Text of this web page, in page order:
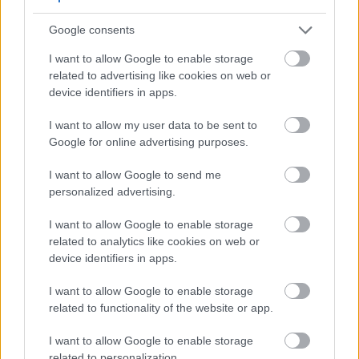
Google consents
I want to allow Google to enable storage
related to advertising like cookies on web or
device identifiers in apps.
I want to allow my user data to be sent to
Google for online advertising purposes.
I want to allow Google to send me
personalized advertising.
I want to allow Google to enable storage
related to analytics like cookies on web or
device identifiers in apps.
I want to allow Google to enable storage
related to functionality of the website or app.
I want to allow Google to enable storage
iznad 1,060.
Držite transport na hladnom pomoću hladnih
obloga kako biste sačuvali broj održivih
stanica na dan kuhanja.
Raspored fermentacije: korak po
korak za čiste rezultate
Utvrdite precizan raspored fermentacije za lagere
kako biste osigurali čiste i konzistentne okuse.
Počnite hlađenjem sladovine do donje granice
optimalnog raspona kvasca. Unaprijed pripremite
starter ili smack paket. Zatim, navedite redoslijed
zadržavanje na niskoj temperaturi